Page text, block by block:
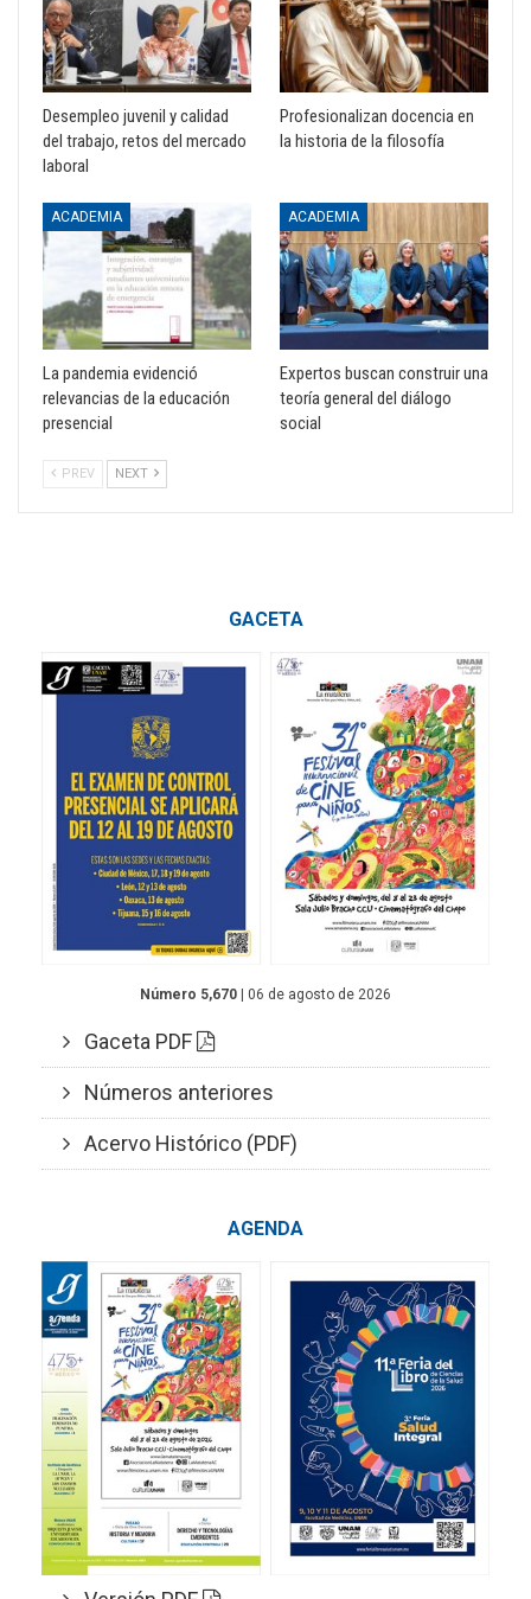
Desempleo juvenil y calidad
del trabajo, retos del mercado
laboral
Profesionalizan docencia en
la historia de la filosofía
ACADEMIA
La pandemia evidenció
relevancias de la educación
presencial
ACADEMIA
Expertos buscan construir una
teoría general del diálogo
social
PREV NEXT
GACETA
Número 5,670 | 06 de agosto de 2026
Gaceta PDF
Números anteriores
Acervo Histórico (PDF)
AGENDA